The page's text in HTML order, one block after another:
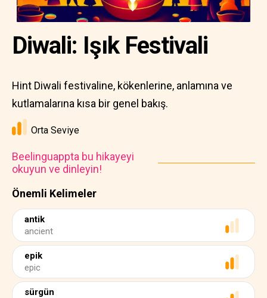
Önemli Kelimeler
antik
ancient
epik
epic
sürgün
Diwali: Işık Festivali
Hint Diwali festivaline, kökenlerine, anlamına ve
kutlamalarına kısa bir genel bakış.
Orta Seviye
Beelinguappta bu hikayeyi
okuyun ve dinleyin!